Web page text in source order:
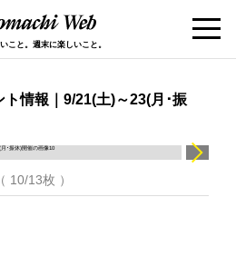
こと。週末に楽しいこと。
情報｜9/21(土)～23(月･振
（ 10/13枚 ）